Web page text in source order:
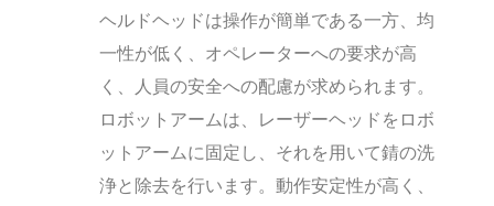
ヘルドヘッドは操作が簡単である一方、均
一性が低く、オペレーターへの要求が高
く、人員の安全への配慮が求められます。
ロボットアームは、レーザーヘッドをロボ
ットアームに固定し、それを用いて錆の洗
浄と除去を行います。動作安定性が高く、